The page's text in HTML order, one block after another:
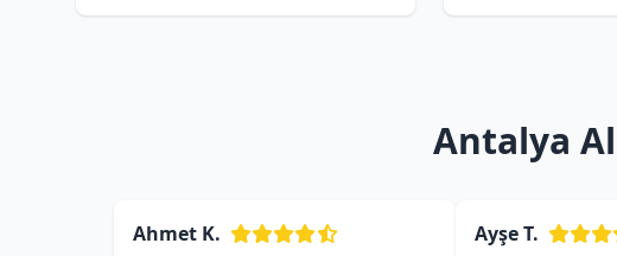
Antalya
Ahmet K. Ayşe T.